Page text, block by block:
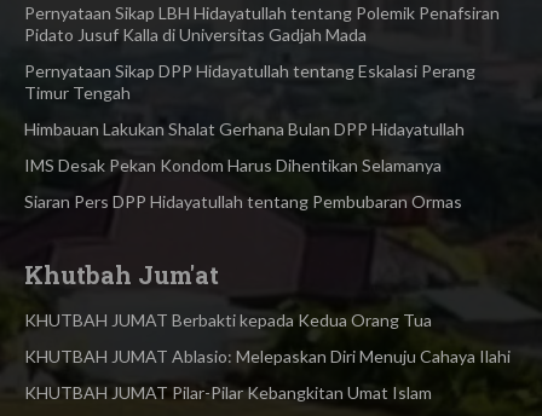
Pernyataan Sikap LBH Hidayatullah tentang Polemik Penafsiran
Pidato Jusuf Kalla di Universitas Gadjah Mada
Pernyataan Sikap DPP Hidayatullah tentang Eskalasi Perang
Timur Tengah
Himbauan Lakukan Shalat Gerhana Bulan DPP Hidayatullah
IMS Desak Pekan Kondom Harus Dihentikan Selamanya
Siaran Pers DPP Hidayatullah tentang Pembubaran Ormas
Khutbah Jum'at
KHUTBAH JUMAT Berbakti kepada Kedua Orang Tua
KHUTBAH JUMAT Ablasio: Melepaskan Diri Menuju Cahaya Ilahi
KHUTBAH JUMAT Pilar-Pilar Kebangkitan Umat Islam